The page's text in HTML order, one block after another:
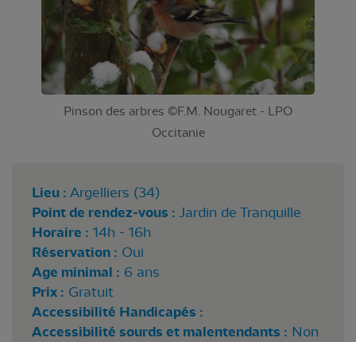
Pinson des arbres ©F.M. Nougaret - LPO
Occitanie
Lieu : Argelliers (34)
Point de rendez-vous : Jardin de Tranquille
Horaire : 14h - 16h
Réservation : Oui
Age minimal : 6 ans
Prix : Gratuit
Accessibilité Handicapés :
Accessibilité sourds et malentendants : Non